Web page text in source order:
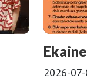
2026-